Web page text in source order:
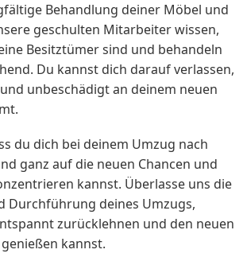
Behandlung deiner Möbel und
geschulten Mitarbeiter wissen,
Besitztümer sind und behandeln
Du kannst dich darauf verlassen,
unbeschädigt an deinem neuen
du dich bei deinem Umzug nach
ganz auf die neuen Chancen und
kannst. Überlasse uns die
Durchführung deines Umzugs,
zurücklehnen und den neuen
kannst.